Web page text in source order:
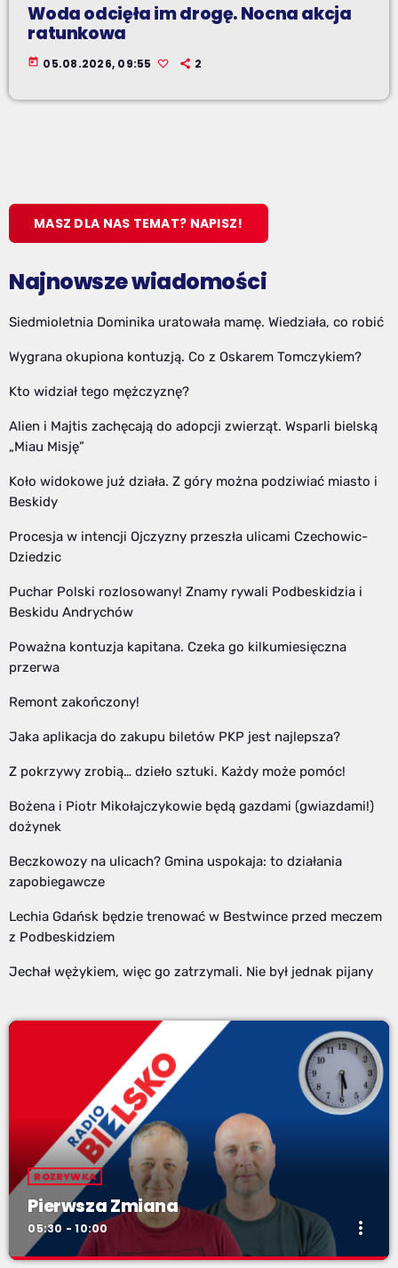
Woda odcięła im drogę. Nocna akcja
ratunkowa
today 05.08.2026, 09:55 2
MASZ DLA NAS TEMAT? NAPISZ!
Najnowsze wiadomości
Siedmioletnia Dominika uratowała mamę. Wiedziała, co robić
Wygrana okupiona kontuzją. Co z Oskarem Tomczykiem?
Kto widział tego mężczyznę?
Alien i Majtis zachęcają do adopcji zwierząt. Wsparli bielską
„Miau Misję”
Koło widokowe już działa. Z góry można podziwiać miasto i
Beskidy
Procesja w intencji Ojczyzny przeszła ulicami Czechowic-
Dziedzic
Puchar Polski rozlosowany! Znamy rywali Podbeskidzia i
Beskidu Andrychów
Poważna kontuzja kapitana. Czeka go kilkumiesięczna
przerwa
Remont zakończony!
Jaka aplikacja do zakupu biletów PKP jest najlepsza?
Z pokrzywy zrobią… dzieło sztuki. Każdy może pomóc!
Bożena i Piotr Mikołajczykowie będą gazdami (gwiazdami!)
dożynek
Beczkowozy na ulicach? Gmina uspokaja: to działania
zapobiegawcze
Lechia Gdańsk będzie trenować w Bestwince przed meczem
z Podbeskidziem
Jechał wężykiem, więc go zatrzymali. Nie był jednak pijany
ROZRYWKA
Pierwsza Zmiana
05:30 - 10:00 more_vert